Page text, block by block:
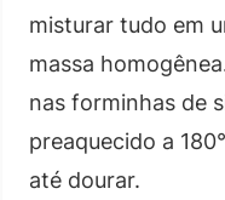
misturar tudo em
massa
nas forminhas de
preaquecido a
até dourar.